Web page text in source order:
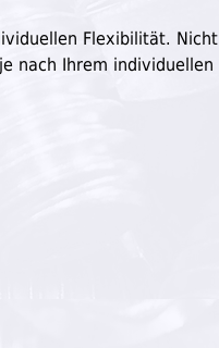
Flexibilität. Nicht
nach Ihrem individuellen